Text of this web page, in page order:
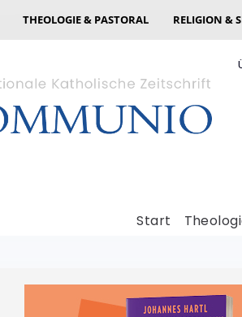
THEOLOGIE & PASTORAL RELIGION &
Start